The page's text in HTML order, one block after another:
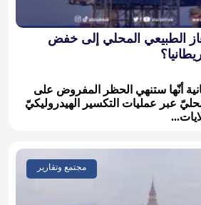
الطبيعي المحلي إلى خفض
أنّها ستنهي الحظر المفروض على
عبر عمليات التكسير الهيدروليكيّ
مجتمع وتقارير